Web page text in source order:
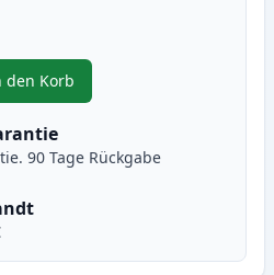
um anzupassen
den Korb
, 5 stück Brother LC1100
90 Tage Rückgabe